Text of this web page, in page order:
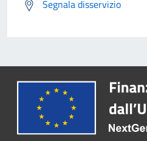
Segnala disservizio